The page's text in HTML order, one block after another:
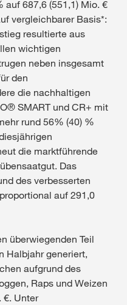
687,6 (551,1) Mio. €
vergleichbarer Basis*:
resultierte aus
wichtigen
neben insgesamt
den
die nachhaltigen
SMART und CR+ mit
rund 56% (40) %
die marktführende
Das
des verbesserten
auf 291,0
überwiegenden Teil
Halbjahr generiert,
aufgrund des
Raps und Weizen
€. Unter